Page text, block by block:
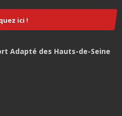
ici !
Adapté des Hauts-de-Seine